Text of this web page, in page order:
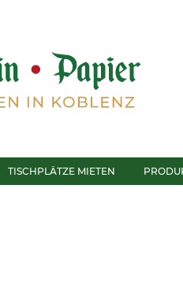
TISCHPLÄTZE MIETEN